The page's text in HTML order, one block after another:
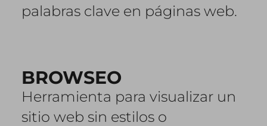
palabras clave en páginas web.
BROWSEO
Herramienta para visualizar un
sitio web sin estilos o